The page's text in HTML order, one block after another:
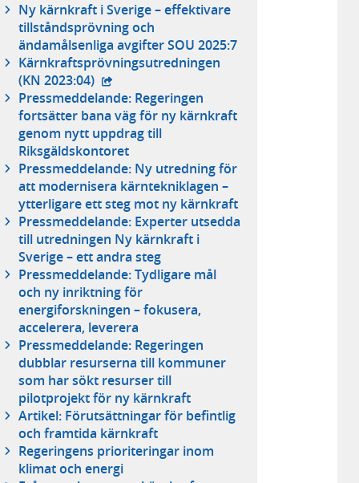
Ny kärnkraft i Sverige – effektivare
tillståndsprövning och
ändamålsenliga avgifter SOU 2025:7
Kärnkraftsprövningsutredningen
(KN 2023:04) - extern webbplats,
Pressmeddelande: Regeringen
fortsätter bana väg för ny kärnkraft
genom nytt uppdrag till
Riksgäldskontoret
Pressmeddelande: Ny utredning för
att modernisera kärntekniklagen –
ytterligare ett steg mot ny kärnkraft
Pressmeddelande: Experter utsedda
till utredningen Ny kärnkraft i
Sverige – ett andra steg
Pressmeddelande: Tydligare mål
och ny inriktning för
energiforskningen – fokusera,
accelerera, leverera
Pressmeddelande: Regeringen
dubblar resurserna till kommuner
som har sökt resurser till
pilotprojekt för ny kärnkraft
Artikel: Förutsättningar för befintlig
och framtida kärnkraft
Regeringens prioriteringar inom
klimat och energi